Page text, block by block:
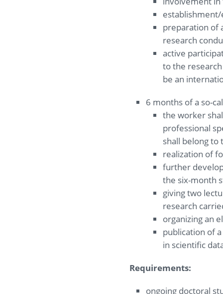
preparation of
research
active
to the
be an
6 months of a so-
the worker
professional
shall belong to
realization of
further
the six-month
giving two
research
organizing an
publication of
in scientific
Requirements:
ongoing doctoral